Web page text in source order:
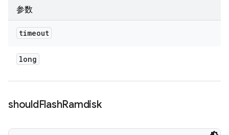
参数
timeout
long
shouldFlashRamdisk